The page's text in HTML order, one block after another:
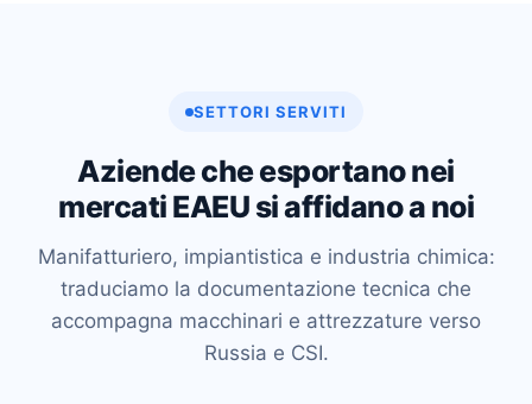
SETTORI SERVITI
Aziende che esportano nei
mercati EAEU si affidano a noi
Manifatturiero, impiantistica e industria chimica:
traduciamo la documentazione tecnica che
accompagna macchinari e attrezzature verso
Russia e CSI.